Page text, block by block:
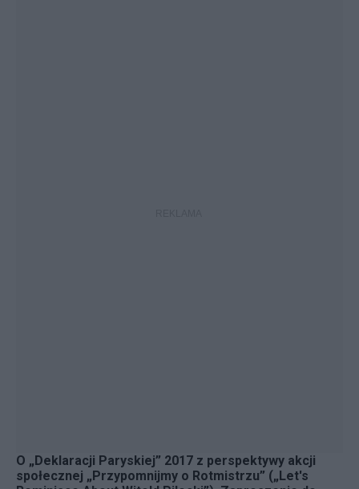
O „Deklaracji Paryskiej” 2017 z perspektywy akcji
społecznej „Przypomnijmy o Rotmistrzu” („Let's